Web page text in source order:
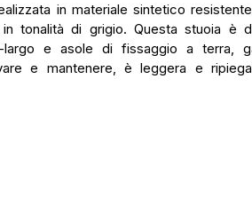
in materiale sintetico
tonalità di grigio. Questa stuoia è
largo e asole di fissaggio a terra,
e mantenere, è leggera e